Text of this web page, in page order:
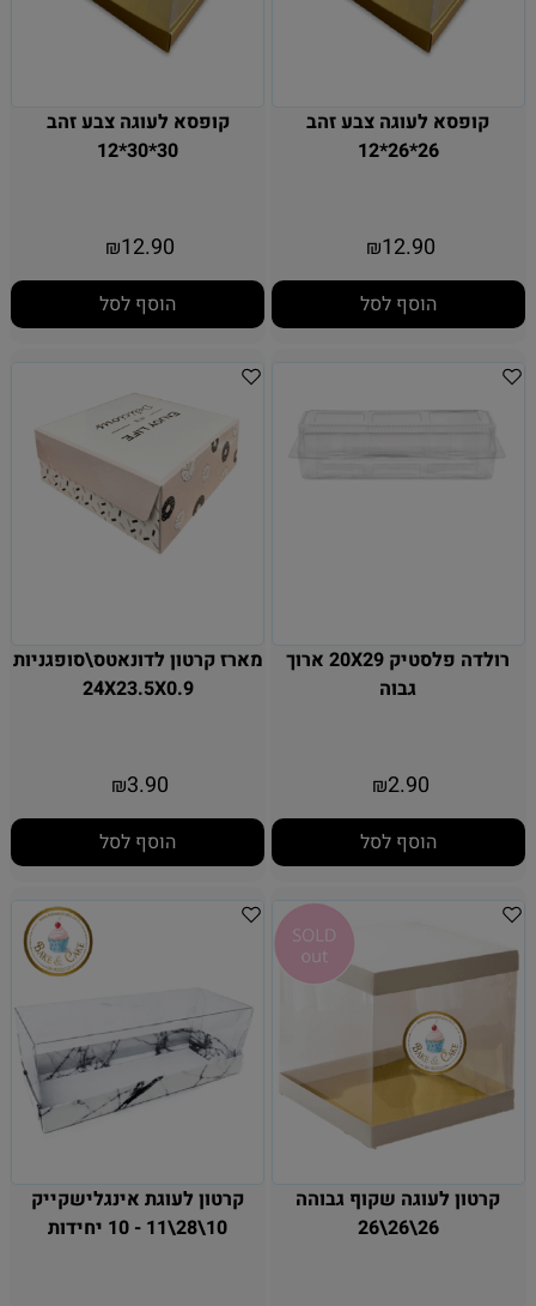
קופסא לעוגה צבע זהב
26*26*12
₪12.90
הוסף לסל
קופסא לעוגה צבע זהב
30*30*12
₪12.90
הוסף לסל
רולדה פלסטיק 20X29 ארוך
גבוה
₪2.90
הוסף לסל
מארז קרטון לדונאטס\סופגניות
24X23.5X0.9
₪3.90
הוסף לסל
קרטון לעוגה שקוף גבוהה
26\26\26
קרטון לעוגת אינגלישקייק
10\28\11 - 10 יחידות